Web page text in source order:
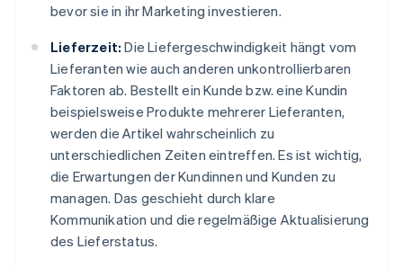
bevor sie in ihr Marketing investieren.
Lieferzeit: Die Liefergeschwindigkeit hängt vom
Lieferanten wie auch anderen unkontrollierbaren
Faktoren ab. Bestellt ein Kunde bzw. eine Kundin
beispielsweise Produkte mehrerer Lieferanten,
werden die Artikel wahrscheinlich zu
unterschiedlichen Zeiten eintreffen. Es ist wichtig,
die Erwartungen der Kundinnen und Kunden zu
managen. Das geschieht durch klare
Kommunikation und die regelmäßige Aktualisierung
des Lieferstatus.